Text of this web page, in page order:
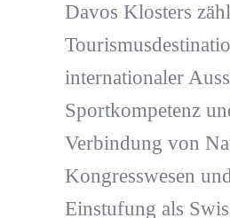
Davos Klosters
internationaler
Sportkompetenz
Verbindung von
Kongresswesen
Einstufung als